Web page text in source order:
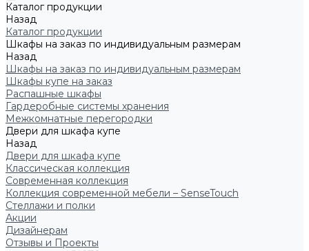
Каталог продукции
Назад
Каталог продукции
Шкафы на заказ по индивидуальным размерам
Назад
Шкафы на заказ по индивидуальным размерам
Шкафы купе на заказ
Распашные шкафы
Гардеробные системы хранения
Межкомнатные перегородки
Двери для шкафа купе
Назад
Двери для шкафа купе
Классическая коллекция
Современная коллекция
Коллекция современной мебели – SenseTouch
Стеллажи и полки
Акции
Дизайнерам
Отзывы и Проекты